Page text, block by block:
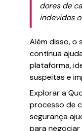
dores de
indevidos
Além disso, o
contínua
plataforma,
suspeitas e
Explorar a
processo de
segurança
para